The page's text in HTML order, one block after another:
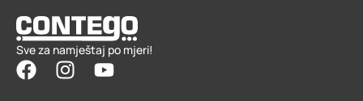
Sve za namještaj po mjeri!